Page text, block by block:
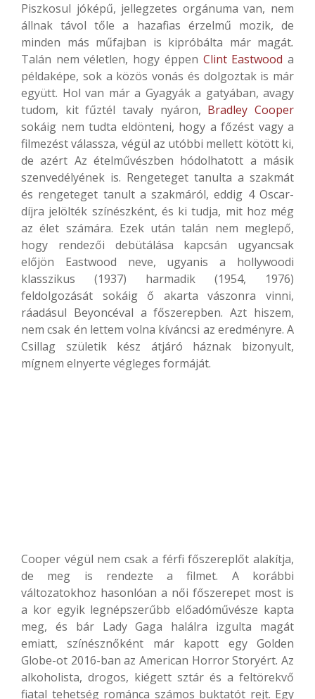
Piszkosul jóképű, jellegzetes orgánuma van, nem
állnak távol tőle a hazafias érzelmű mozik, de
minden más műfajban is kipróbálta már magát.
Talán nem véletlen, hogy éppen Clint Eastwood a
példaképe, sok a közös vonás és dolgoztak is már
együtt. Hol van már a Gyagyák a gatyában, avagy
tudom, kit fűztél tavaly nyáron, Bradley Cooper
sokáig nem tudta eldönteni, hogy a főzést vagy a
filmezést válassza, végül az utóbbi mellett kötött ki,
de azért Az ételművészben hódolhatott a másik
szenvedélyének is. Rengeteget tanulta a szakmát
és rengeteget tanult a szakmáról, eddig 4 Oscar-
díjra jelölték színészként, és ki tudja, mit hoz még
az élet számára. Ezek után talán nem meglepő,
hogy rendezői debütálása kapcsán ugyancsak
előjön Eastwood neve, ugyanis a hollywoodi
klasszikus (1937) harmadik (1954, 1976)
feldolgozását sokáig ő akarta vászonra vinni,
ráadásul Beyoncéval a főszerepben. Azt hiszem,
nem csak én lettem volna kíváncsi az eredményre. A
Csillag születik kész átjáró háznak bizonyult,
mígnem elnyerte végleges formáját.
Cooper végül nem csak a férfi főszereplőt alakítja,
de meg is rendezte a filmet. A korábbi
változatokhoz hasonlóan a női főszerepet most is
a kor egyik legnépszerűbb előadóművésze kapta
meg, és bár Lady Gaga halálra izgulta magát
emiatt, színésznőként már kapott egy Golden
Globe-ot 2016-ban az American Horror Storyért. Az
alkoholista, drogos, kiégett sztár és a feltörekvő
fiatal tehetség románca számos buktatót rejt. Egy